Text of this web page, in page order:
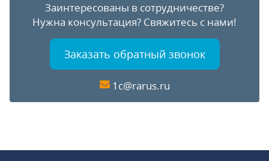
Заинтересованы в сотрудничестве?
Нужна консультация? Свяжитесь с нами!
Заказать обратный звонок
1c@rarus.ru